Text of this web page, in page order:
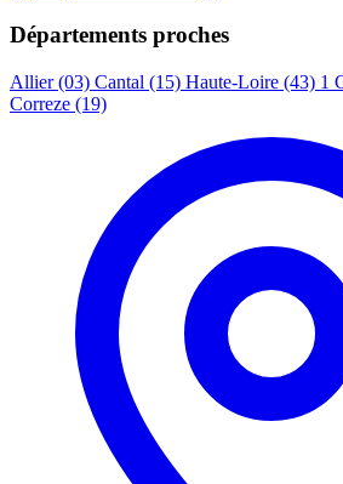
Départements proches
Allier (03) Cantal (15) Haute-Loire (43) 1
Correze (19)